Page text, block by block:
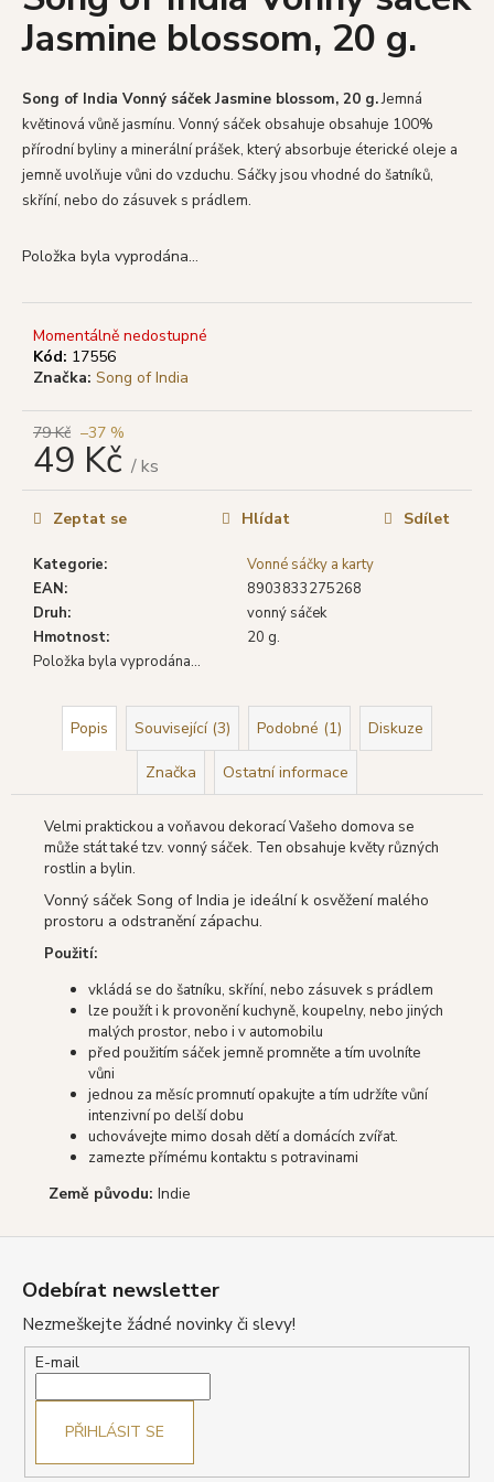
0,0
z
hvězdiček.
Jasmine blossom, 20 g.
Song of India Vonný sáček Jasmine blossom, 20 g.Jemná
květinová vůně jasmínu. Vonný sáček obsahuje obsahuje 100%
přírodní byliny a minerální prášek, který absorbuje éterické oleje a
jemně uvolňuje vůni do vzduchu. Sáčky jsou vhodné do šatníků,
skříní, nebo do zásuvek s prádlem.
Položka byla vyprodána…
Momentálně nedostupné
Kód: 17556
Značka: Song of India
79 Kč –37 %
49 Kč / ks
Měrná
cena:
Kategorie:
Vonné sáčky a karty
EAN:
8903833275268
Druh:
vonný sáček
Hmotnost:
20 g.
Položka byla vyprodána…
Zeptat se Hlídat Sdílet
Popis Související (3) Podobné (1) Diskuze
Značka Ostatní informace
Velmi praktickou a voňavou dekorací Vašeho domova se
může stát také tzv. vonný sáček. Ten obsahuje květy různých
rostlin a bylin.
Vonný sáček Song of India je ideální k osvěžení malého
prostoru a odstranění zápachu.
Použití:
vkládá se do šatníku, skříní, nebo zásuvek s prádlem
lze použít i k provonění kuchyně, koupelny, nebo jiných
malých prostor, nebo i v automobilu
před použitím sáček jemně promněte a tím uvolníte
vůni
jednou za měsíc promnutí opakujte a tím udržíte vůní
intenzivní po delší dobu
uchovávejte mimo dosah dětí a domácích zvířat.
zamezte přímému kontaktu s potravinami
Země původu: Indie
a
j
í
t
?
HLEDAT
D
o
o
č
m
VONNÉ
TYČINKY
BHARATH,
Původně:
Odebírat newsletter
Nezmeškejte žádné novinky či slevy!
E-mail
PŘIHLÁSIT SE